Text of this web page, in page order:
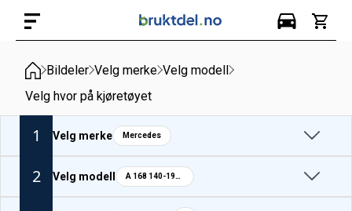
Bildeler Velg merke Velg modell
Velg hvor på kjøretøyet
1 Velg merke Mercedes
2 Velg modell A 168 140-190 1998-